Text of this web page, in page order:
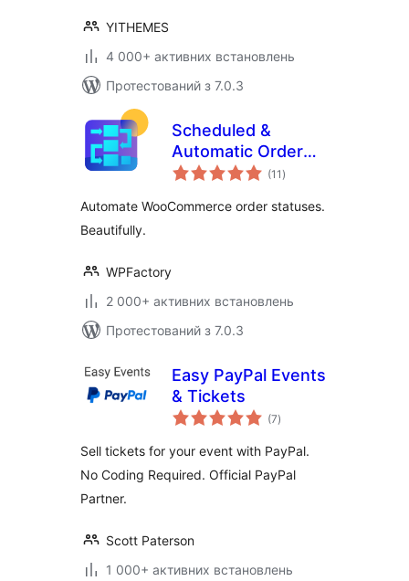
YITHEMES
4 000+ активних встановлень
Протестований з 7.0.3
Scheduled &
Automatic Order
Status Controller
(11 загальний
рейтинг
)
Automate WooCommerce order statuses.
Beautifully.
WPFactory
2 000+ активних встановлень
Протестований з 7.0.3
Easy PayPal Events
& Tickets
(7загальний
рейтинг
)
Sell tickets for your event with PayPal.
No Coding Required. Official PayPal
Partner.
Scott Paterson
1 000+ активних встановлень